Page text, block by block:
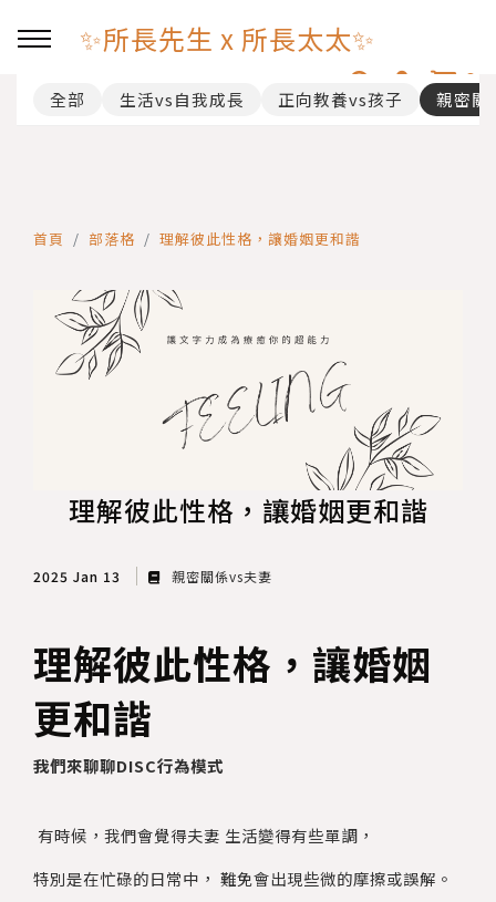
✨所長先生 x 所長太太✨
0
回主選單
一對一 諮詢預約
購物及服務條款
全部 生活vs自我成長 正向教養vs孩子 親密關
首頁 部落格 理解彼此性格，讓婚姻更和諧
理解彼此性格，讓婚姻更和諧
2025 Jan 13 親密關係vs夫妻
理解彼此性格，讓婚姻
更和諧
我們來聊聊DISC行為模式
有時候，我們會覺得夫妻 生活變得有些單調，
特別是在忙碌的日常中， 難免會出現些微的摩擦或誤解。